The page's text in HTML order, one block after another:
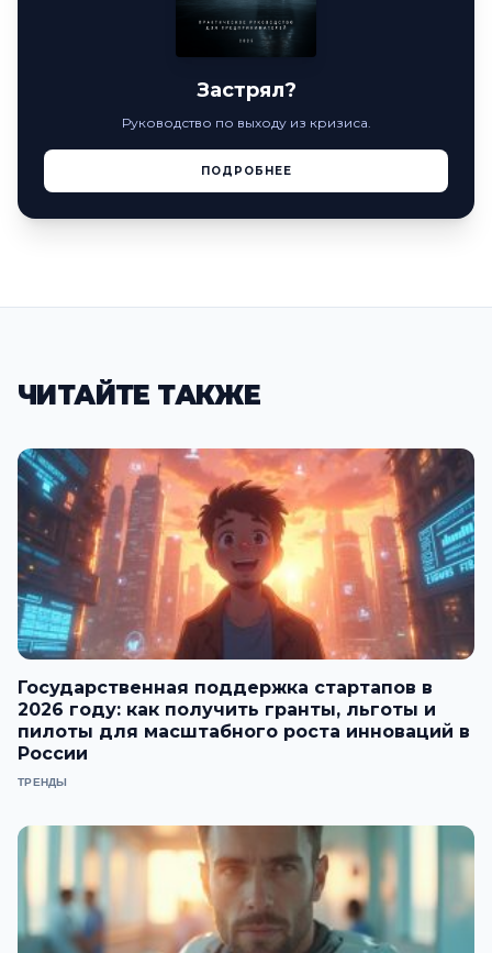
Застрял?
Руководство по выходу из кризиса.
ПОДРОБНЕЕ
ЧИТАЙТЕ ТАКЖЕ
Государственная поддержка стартапов в
2026 году: как получить гранты, льготы и
пилоты для масштабного роста инноваций в
России
ТРЕНДЫ